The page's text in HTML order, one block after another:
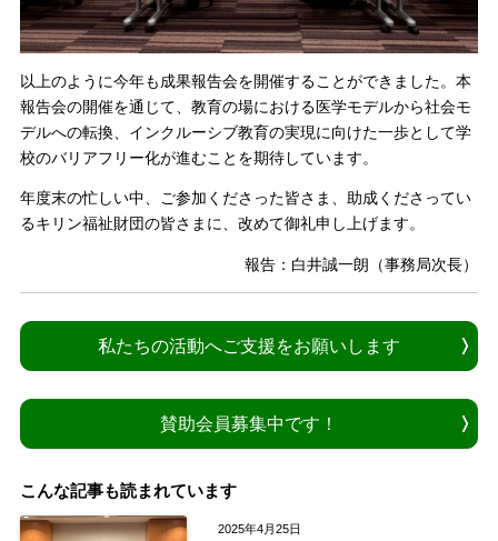
以上のように今年も成果報告会を開催することができました。本
報告会の開催を通じて、教育の場における医学モデルから社会モ
デルへの転換、インクルーシブ教育の実現に向けた一歩として学
校のバリアフリー化が進むことを期待しています。
年度末の忙しい中、ご参加くださった皆さま、助成くださってい
るキリン福祉財団の皆さまに、改めて御礼申し上げます。
報告：白井誠一朗（事務局次長）
私たちの活動へご支援をお願いします
賛助会員募集中です！
こんな記事も読まれています
2025年4月25日